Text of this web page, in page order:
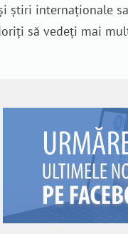
știri internaționale
să vedeți mai